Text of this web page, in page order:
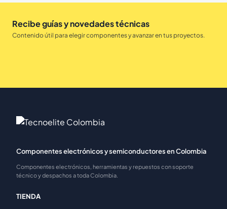
Recibe guías y novedades técnicas
Contenido útil para elegir componentes y avanzar en tus proyectos.
Componentes electrónicos y semiconductores en Colombia
Componentes electrónicos, herramientas y repuestos con soporte
técnico y despachos a toda Colombia.
TIENDA